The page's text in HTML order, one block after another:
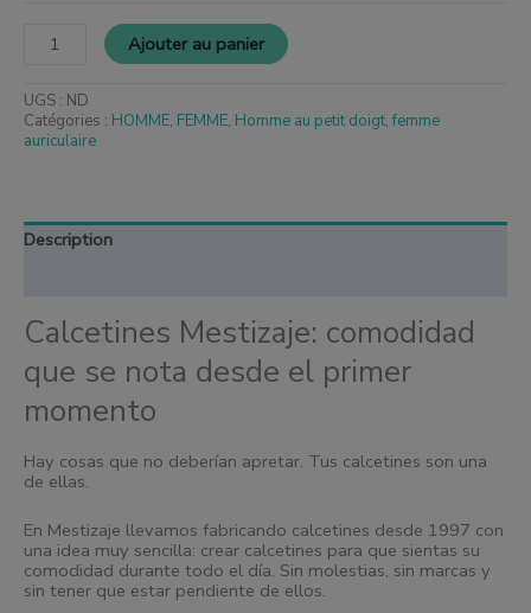
Ajouter au panier
UGS : ND
Catégories : HOMME, FEMME, Homme au petit doigt,femme
auriculaire
Description
Calcetines Mestizaje: comodidad
que se nota desde el primer
momento
Hay cosas que no deberían apretar. Tus calcetines son una
de ellas.
En Mestizaje llevamos fabricando calcetines desde 1997 con
una idea muy sencilla: crear calcetines para que sientas su
comodidad durante todo el día. Sin molestias, sin marcas y
sin tener que estar pendiente de ellos.